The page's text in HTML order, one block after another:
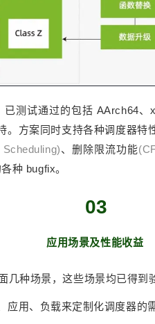
已测试通过的包括 AArch64
。方案同时支持各种调度器特
Scheduling)、删除限流功能
种 bugfix。
03
应用场景及性能收益
几种场景，这些场景均已得到
应用、负载来定制化调度器的